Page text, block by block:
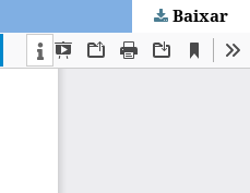
Baixar